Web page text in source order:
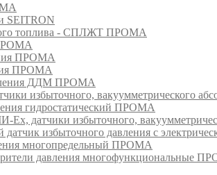
SEITRON
топлива - СПЛЖТ ПРОМА
ПРОМА
ПРОМА
ДДМ ПРОМА
избыточного, вакуумметрического
гидростатический ПРОМА
датчики избыточного,
избыточного давления с
многопредельный ПРОМА
давления многофункциональные